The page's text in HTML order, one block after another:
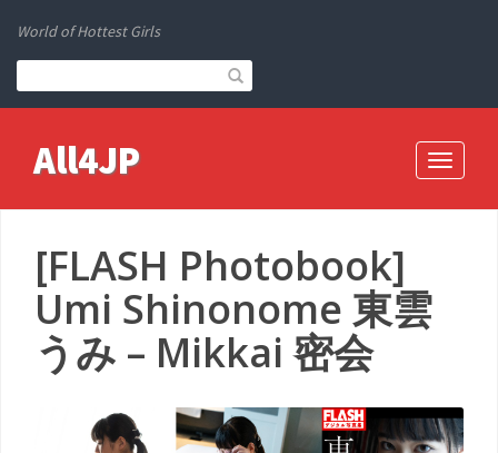
World of Hottest Girls
Toggle
All4JP
[FLASH Photobook]
Umi Shinonome 東雲
うみ – Mikkai 密会